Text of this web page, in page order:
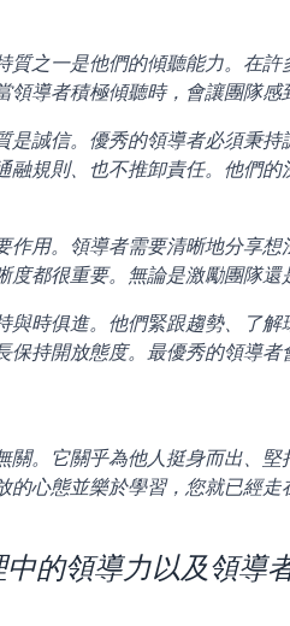
質之一是他們的傾聽能力。在
領導者積極傾聽時，會讓團隊感
是誠信。優秀的領導者必須秉
融規則、也不推卸責任。他們
作用。領導者需要清晰地分享
度都很重要。無論是激勵團隊還
與時俱進。他們緊跟趨勢、了
保持開放態度。最優秀的領導
關。它關乎為他人挺身而出、
的心態並樂於學習，您就已經走
中的領導力以及領導